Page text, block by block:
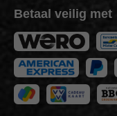
Betaal veilig met